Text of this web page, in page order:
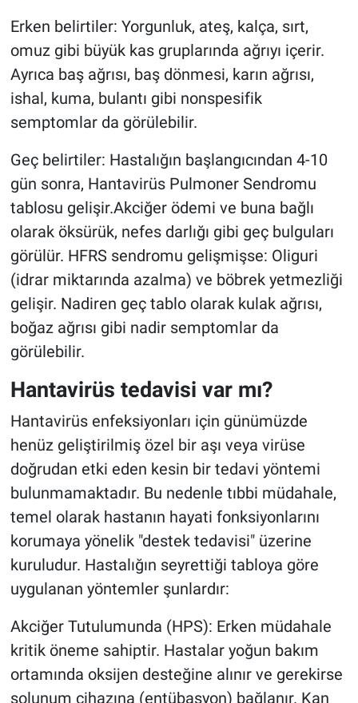
Erken belirtiler: Yorgunluk, ateş, kalça, sırt,
omuz gibi büyük kas gruplarında ağrıyı içerir.
Ayrıca baş ağrısı, baş dönmesi, karın ağrısı,
ishal, kuma, bulantı gibi nonspesifik
semptomlar da görülebilir.
Geç belirtiler: Hastalığın başlangıcından 4-10
gün sonra, Hantavirüs Pulmoner Sendromu
tablosu gelişir.Akciğer ödemi ve buna bağlı
olarak öksürük, nefes darlığı gibi geç bulguları
görülür. HFRS sendromu gelişmişse: Oliguri
(idrar miktarında azalma) ve böbrek yetmezliği
gelişir. Nadiren geç tablo olarak kulak ağrısı,
boğaz ağrısı gibi nadir semptomlar da
görülebilir.
Hantavirüs tedavisi var mı?
Hantavirüs enfeksiyonları için günümüzde
henüz geliştirilmiş özel bir aşı veya virüse
doğrudan etki eden kesin bir tedavi yöntemi
bulunmamaktadır. Bu nedenle tıbbi müdahale,
temel olarak hastanın hayati fonksiyonlarını
korumaya yönelik "destek tedavisi" üzerine
kuruludur. Hastalığın seyrettiği tabloya göre
uygulanan yöntemler şunlardır:
Akciğer Tutulumunda (HPS): Erken müdahale
kritik öneme sahiptir. Hastalar yoğun bakım
ortamında oksijen desteğine alınır ve gerekirse
solunum cihazına (entübasyon) bağlanır. Kan